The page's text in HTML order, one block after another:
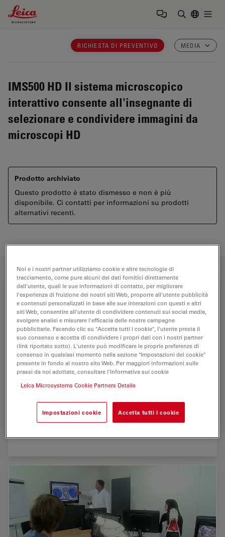
Leica Microsystems Logo
RICHIESTA DI PREVENTIVO MEDIA
IMS500 HD Il sistema microscopico
interattivo consente all'insegnante di
selezionare e condividere immagini da
microscopi HD
Prodotto archiviato
Questo prodotto è stato dismesso e non è più
disponibile. Ci contatti per informazioni su prodotti
alternativi recenti.
Noi e i nostri partner utilizziamo cookie e altre tecnologie di
tracciamento, come pure alcuni dei dati fornitici direttamente
dall'utente, quali le sue informazioni di contatto, per migliorare
l'esperienza di fruizione dei nostri siti Web, proporre all'utente pubblicità
e contenuti personalizzati in base alle sue interazioni con questi e altri
siti Web, consentire all'utente di condividere contenuti sui social media,
svolgere analisi e misurare l'efficacia delle nostre campagne
pubblicitarie. Facendo clic su "Accetta tutti i cookie", l'utente presta il
suo consenso e accetta di condividere i propri dati con i nostri partner
(link riportato sotto). L'utente può modificare le proprie preferenze di
consenso in qualsiasi momento nella sezione "Impostazioni dei cookie"
presente in fondo al nostro sito Web. Per maggiori informazioni sulle
prassi da noi adottate, consultare l'Informativa sui cookie
Leica Microsystems Cookie Partners Details
Impostazioni cookie Accetta tutti i cookie